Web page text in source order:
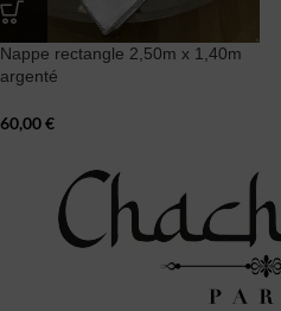
Nappe rectangle 2,50m x 1,40m
argenté
60,00€